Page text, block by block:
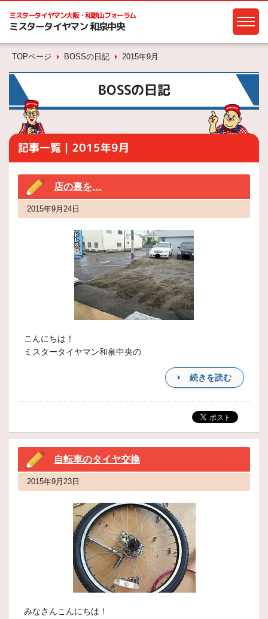
ミスタータイヤマン大阪・和歌山フォーラム
ミスタータイヤマン 和泉中央
TOPページ BOSSの日記 2015年9月
BOSSの日記
記事一覧｜2015年9月
店の裏を…
2015年9月24日
こんにちは！
ミスタータイヤマン和泉中央の
続きを読む
自転車のタイヤ交換
2015年9月23日
みなさんこんにちは！